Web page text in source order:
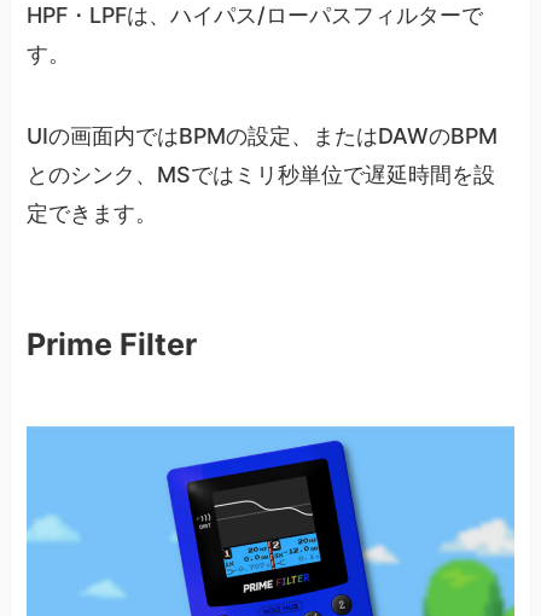
HPF・LPFは、ハイパス/ローパスフィルターで
す。
UIの画面内ではBPMの設定、またはDAWのBPM
とのシンク、MSではミリ秒単位で遅延時間を設
定できます。
Prime Filter